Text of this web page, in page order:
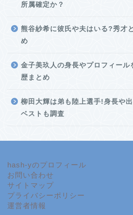
所属確定か？
熊谷紗希に彼氏や夫はいる?秀才
め
金子美玖人の身長やプロフィー
歴まとめ
柳田大輝は弟も陸上選手!身長や
ベストも調査
hash-yのプロフィール
お問い合わせ
サイトマップ
プライバシーポリシー
運営者情報